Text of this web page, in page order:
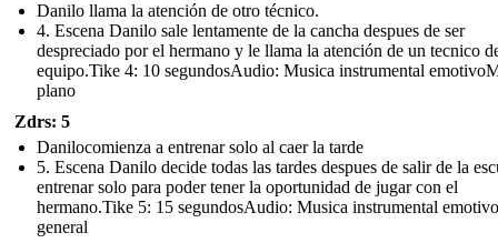
Danilo llama la atención de otro técnico.
4. Escena Danilo sale lentamente de la cancha despues de ser
despreciado por el hermano y le llama la atención de un tecnico
equipo.Tike 4: 10 segundosAudio: Musica instrumental
plano
Zdrs: 5
Danilocomienza a entrenar solo al caer la tarde
5. Escena Danilo decide todas las tardes despues de salir de la
entrenar solo para poder tener la oportunidad de jugar con el
hermano.Tike 5: 15 segundosAudio: Musica instrumental
general